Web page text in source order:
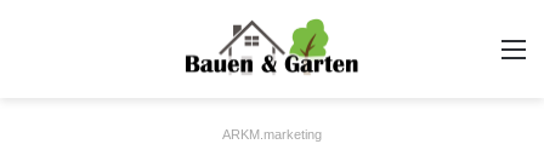
ARKM.marketing